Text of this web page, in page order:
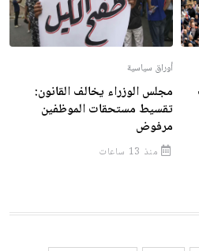
أوراق سياسية
مجلس الوزراء يخالف القانون:
تقسيط مستحقات الموظفين
مرفوض
منذ 13 ساعات